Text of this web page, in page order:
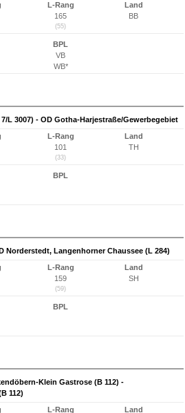
L-Rang
165
(55)
Land
BB
BPL
VB
WB*
L 3007) - OD Gotha-Harjestraße/Gewerbegebiet
L-Rang
101
(33)
Land
TH
BPL
Norderstedt, Langenhorner Chaussee (L 284)
L-Rang
159
(59)
Land
SH
BPL
Klein Gastrose (B 112) -
112)
L-Rang
Land